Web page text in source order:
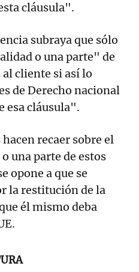
cláusula".
subraya que sólo
o una parte" de
cliente si así lo
de Derecho nacional
esa cláusula".
recaer sobre el
una parte de estos
opone a que se
la restitución de la
él mismo deba